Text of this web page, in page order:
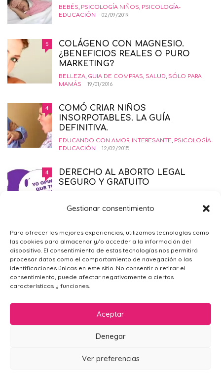
Gestionar consentimiento
Para ofrecer las mejores experiencias, utilizamos tecnologías como
las cookies para almacenar y/o acceder a la información del
dispositivo. El consentimiento de estas tecnologías nos permitirá
procesar datos como el comportamiento de navegación o las
identificaciones únicas en este sitio. No consentir o retirar el
consentimiento, puede afectar negativamente a ciertas
características y funciones.
Aceptar
Denegar
Ver preferencias
BEBÉS, PSICOLOGÍA NIÑOS, PSICOLOGÍA-
EDUCACIÓN
02/09/2019
5
COLÁGENO CON MAGNESIO.
¿BENEFICIOS REALES O PURO
MARKETING?
BELLEZA, GUIA DE COMPRAS, SALUD, SÓLO PARA
MAMÁS
19/01/2016
4
COMÓ CRIAR NIÑOS
INSORPOTABLES. LA GUÍA
DEFINITIVA.
EDUCANDO CON AMOR, INTERESANTE, PSICOLOGÍA-
EDUCACIÓN
12/02/2015
4
DERECHO AL ABORTO LEGAL
SEGURO Y GRATUITO
4 ¿POR QUÉ ME SIENTO TRISTE?
PSICOLOGÍA GENERAL,SÓLO PARA
MAMÁS
09/02/2016
POLÍTICA DE COOKIES (UE)